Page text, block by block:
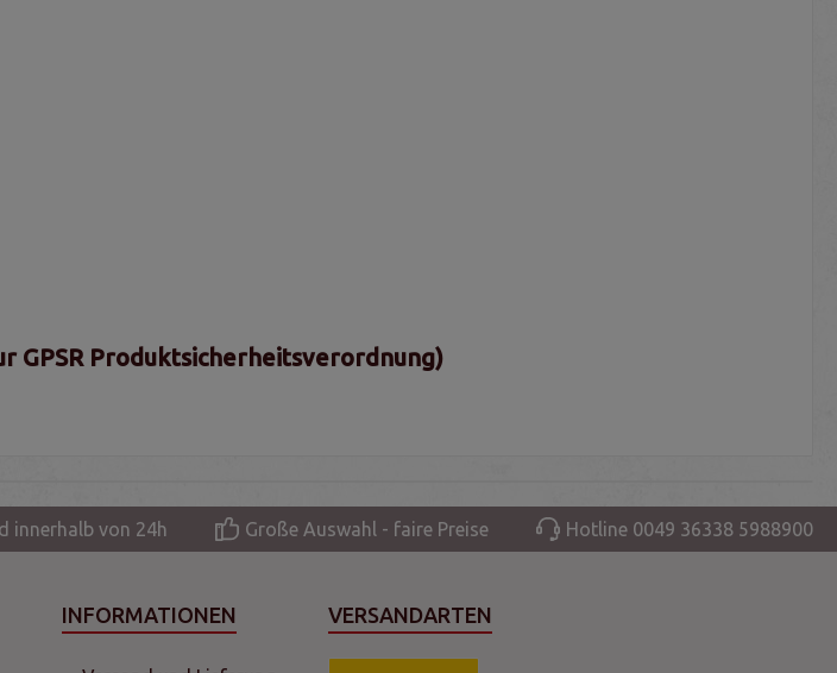
GPSR Produktsicherheitsverordnung)
innerhalb von 24h Große Auswahl - faire Preise Hotline 0049 36338 5988900
INFORMATIONEN VERSANDARTEN